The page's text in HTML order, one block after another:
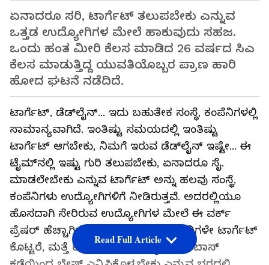
ಏನಾದರೂ ಸರಿ, ಟಾರ್ಗೆಟ್​ ತಲುಪಬೇಕು ಎನ್ನುವ
ಒತ್ತಡ ಉದ್ಯೋಗಿಗಳ ಮೇಲೆ ಹಾಕುವುದು ಸಹಜ.
ಒಂದು ಹಂತ ಮೀರಿ ಕೆಲಸ ಮಾಡಿದ 26 ವರ್ಷದ ಸಿಎ
ಕೆಲಸ ಮಾಡುತ್ತಿದ್ದ ಯುವತಿಯೊಬ್ಬರ ಪ್ರಾಣ ಹಾರಿ
ಹೋದ ಘಟನೆ ನಡೆದಿದೆ.
ಟಾರ್ಗೆಟ್​, ಡೆಡ್​ಲೈನ್​... ಇದು ಬಹುತೇಕ ಸಂಸ್ಥೆ, ಕಂಪೆನಿಗಳಲ್ಲಿ
ಸಾಮಾನ್ಯವಾಗಿದೆ. ಇಂತಿಷ್ಟು ಸಮಯದಲ್ಲಿ ಇಂತಿಷ್ಟು
ಟಾರ್ಗೆಟ್​ ಆಗಬೇಕು, ನಿಮಗೆ ಇರುವ ಡೆಡ್​ಲೈನ್​ ಇಷ್ಟೇ... ಈ
ಟೈಮ್​ನಲ್ಲಿ ಇಷ್ಟು ಗುರಿ ತಲುಪಬೇಕು, ಏನಾದರೂ ಸೈ.
ಮಾಡಲೇಬೇಕು ಎನ್ನುವ ಟಾರ್ಗೆಟ್​ ಅನ್ನು ಹಲವು ಸಂಸ್ಥೆ,
ಕಂಪೆನಿಗಳು ಉದ್ಯೋಗಿಗಳಿಗೆ ನೀಡಿರುತ್ತವೆ. ಅದರಲ್ಲಿಯೂ
ಹೊಸದಾಗಿ ಸೇರಿರುವ ಉದ್ಯೋಗಿಗಳ ಮೇಲೆ ಈ ವರ್ಕ್​
ಪ್ರೆಷರ್​ ಹೆಚ್ಚಾಗಿರುತ್ತದೆ. ಹಲವು ಬಾರಿ ಕಂಪೆನಿಗಳೇ ಟಾರ್ಗೆಟ್​
ಕೊಟ್ಟರೆ, ಮತ್ತೆ ಕೆಲವು ಬಾರಿ ಉದ್ಯೋಗಿಗಳೇ ಬಾಸ್​
Read Full Article